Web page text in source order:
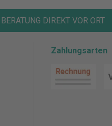
BERATUNG DIREKT VOR ORT
Zahlungsarten